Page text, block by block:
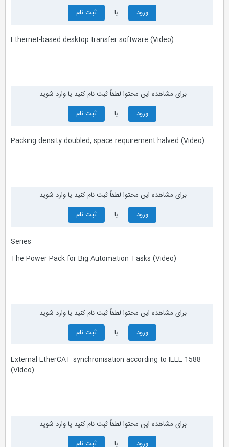
ورود
ثبت نام
Ethernet-based desktop transfer software (Video)
برای مشاهده این محتوا لطفاً ثبت نام کنید یا وارد شوید.
ورود
ثبت نام
Packing density doubled, space requirement halved (Video)
برای مشاهده این محتوا لطفاً ثبت نام کنید یا وارد شوید.
ورود
ثبت نام
Series
The Power Pack for Big Automation Tasks (Video)
برای مشاهده این محتوا لطفاً ثبت نام کنید یا وارد شوید.
ورود
ثبت نام
External EtherCAT synchronisation according to IEEE 1588
(Video)
برای مشاهده این محتوا لطفاً ثبت نام کنید یا وارد شوید.
ورود
ثبت نام